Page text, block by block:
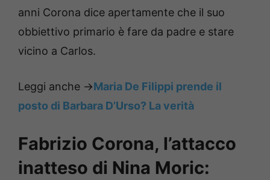
anni Corona dice apertamente che il suo
obbiettivo primario è fare da padre e stare
vicino a Carlos.
Leggi anche ->Maria De Filippi prende il
posto di Barbara D’Urso? La verità
Fabrizio Corona, l’attacco
inatteso di Nina Moric: